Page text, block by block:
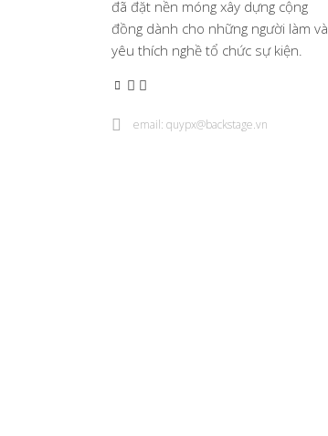
đã đặt nền móng xây dựng cộng
đồng dành cho những người làm và
yêu thích nghề tổ chức sự kiện.
email: quypx@backstage.vn